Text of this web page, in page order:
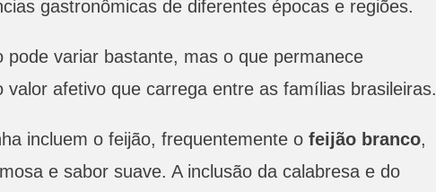
gastronômicas de diferentes épocas e regiões.
variar bastante, mas o que permanece
afetivo que carrega entre as famílias brasileiras.
incluem o feijão, frequentemente o feijão branco,
e sabor suave. A inclusão da calabresa e do